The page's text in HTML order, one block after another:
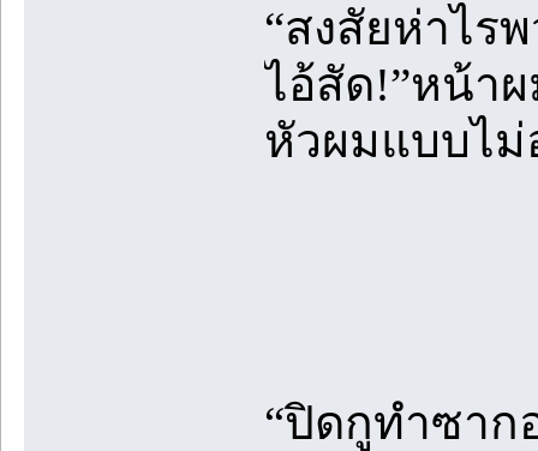
“สงสัยห่าไร
ไอ้สัด!”หน้า
หัวผมแบบไม่
“ปิดกูทำซาก